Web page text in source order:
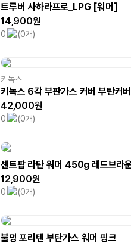
트루버 사하라프로_LPG [워머]
14,900원
0 (0개)
키녹스
키녹스 6각 부판가스 커버 부탄커버
42,000원
0 (0개)
센트팜 라탄 워머 450g 레드브라
12,900원
0 (0개)
불멍 포리텐 부탄가스 워머 핑크